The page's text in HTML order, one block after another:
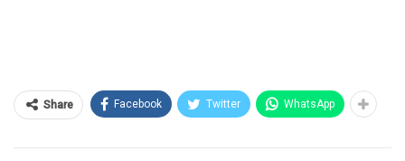
Share Facebook Twitter WhatsApp